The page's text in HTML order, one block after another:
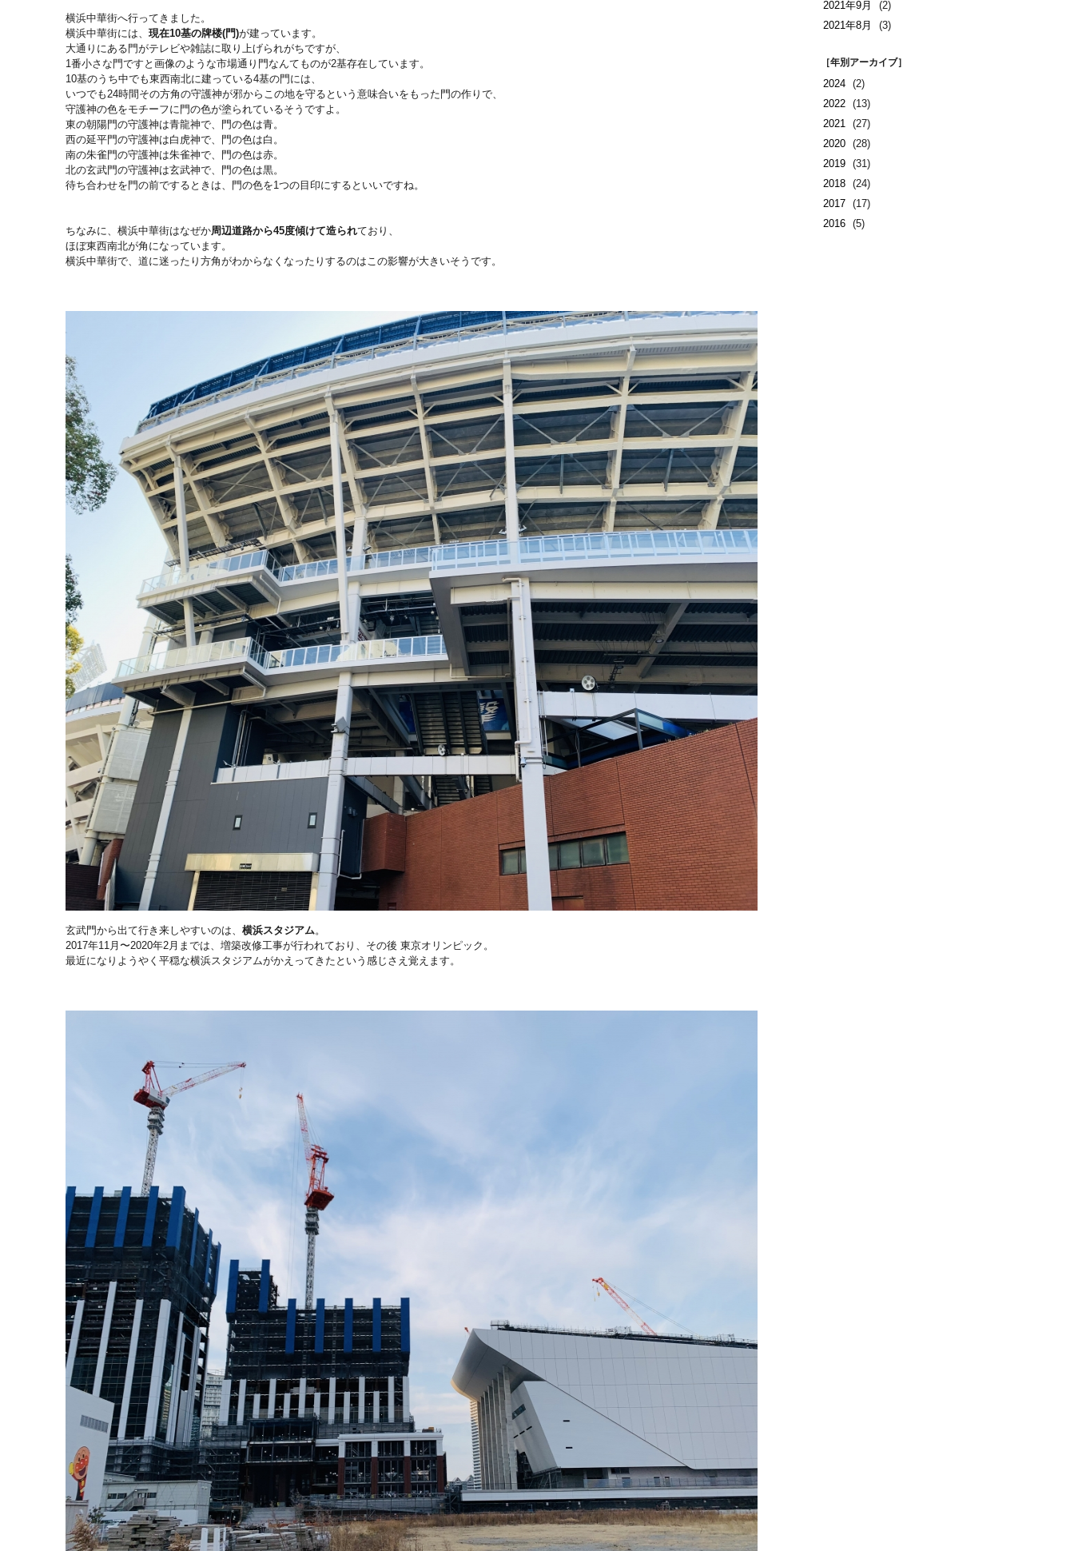
2021年9月
(2)
2021年8月
(3)
［年別アーカイブ］
2024 (2)
2022 (13)
2021 (27)
2020 (28)
2019 (31)
2018 (24)
2017 (17)
2016 (5)
横浜中華街へ行ってきました。
横浜中華街には、 現在10基の牌楼(門)が建っています。
大通りにある門がテレビや雑誌に取り上げられがちですが、
1番小さな門ですと画像のような市場通り門なんてものが2基存在しています。
10基のうち中でも東西南北に建っている4基の門には、
いつでも24時間その方角の守護神が邪からこの地を守るという意味合いをもった門の作りで、
守護神の色をモチーフに門の色が塗られているそうですよ。
東の朝陽門の守護神は青龍神で、門の色は青。
西の延平門の守護神は白虎神で、門の色は白。
南の朱雀門の守護神は朱雀神で、門の色は赤。
北の玄武門の守護神は玄武神で、門の色は黒。
待ち合わせを門の前でするときは、 門の色を1つの目印にするといいですね。
ちなみに、 横浜中華街はなぜか周辺道路から45度傾けて造られており、
ほぼ東西南北が角になっています。
横浜中華街で、 道に迷ったり方角がわからなくなったりするのはこの影響が大きいそうです。
玄武門から出て行き来しやすいのは、 横浜スタジアム 。
2017年11月〜2020年2月までは、 増築改修工事が行われており、その後 東京オリンピック。
最近になりようやく平穏な横浜スタジアムがかえってきたという感 じさえ覚えます。